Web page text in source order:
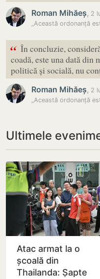
Roman Mihăeș, 2
“ În concluzie,
coadă, este una dată din
politică și socială, nu
Roman Mihăeș, 2
Ultimele
Atac armat la o
școală din
Thailanda: Șapte